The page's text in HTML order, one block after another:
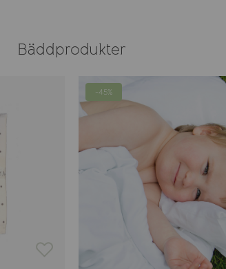
Bäddprodukter
-45%